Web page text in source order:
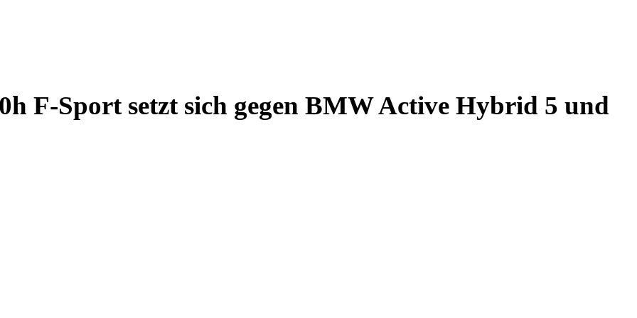
F-Sport setzt sich gegen BMW Active Hybrid 5 und